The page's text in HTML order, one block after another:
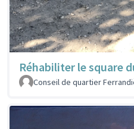
Réhabiliter le square
Conseil de quartier